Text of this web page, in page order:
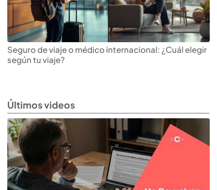
Seguro de viaje o médico internacional: ¿Cuál elegir
según tu viaje?
Últimos videos